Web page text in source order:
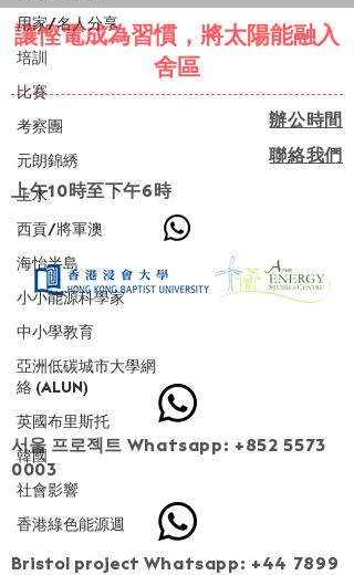
用家/名人分享
培訓
比賽
考察團
元朗錦綉
上水
西貢/將軍澳
海怡半島
小小能源科學家
中小學教育
亞洲低碳城市大學網
絡 (ALUN)
英國布里斯托
韓國
社會影響
香港綠色能源週
讓慳電成為習慣，將太陽能融入
舍區
辦公時間
聯絡我們
上午10時至下午6時
成為第二階段住戶 (已截止報名)
서울 프로젝트 Whatsapp: +852 5573
0003
Bristol project Whatsapp: +44 7899